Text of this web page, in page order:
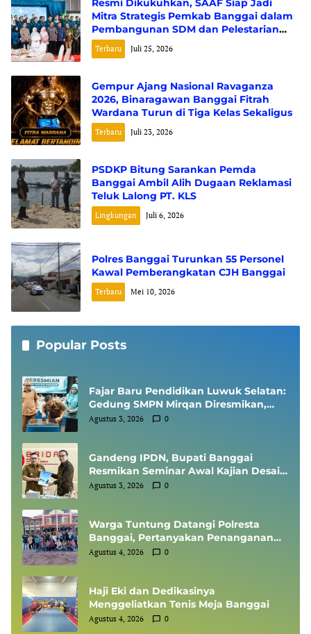
Resmi Dikukuhkan, SAAF Siap Jadi
Mitra Strategis Pemkab Banggai dalam
Pembangunan SDM dan Pelestarian
Budaya
Terbaru Juli 25, 2026
Gempur Ajang Nasional Ravaganza
2026, Binaragawan Banggai Fitrah
Wardana Turun di Tiga Kelas Sekaligus
Terbaru Juli 23, 2026
PSDKP Bitung Sarankan Pemda
Banggai Ambil Alih Dugaan Reklamasi
Teluk Lalong PT. KLS
Lingkungan Juli 6, 2026
Polres Banggai Turunkan 55 Personel
Kawal Pemberangkatan CJH Banggai
Terbaru Mei 10, 2026
Popular Posts
Fajar Baru Pendidikan Luwuk Selatan:
Gedung SMPN Mirqan Diresmikan,
Bupati Banggai Targetkan Generasi
Agustus 3, 2026 0
Gandeng IPDN, Bupati Banggai
Resmikan Seminar Awal Kajian Desain
Besar Wilayah
Agustus 3, 2026 0
Warga Tuntung Datangi Polresta
Banggai, Pertanyakan Penanganan
Perkara Dugaan Tipikor APBDes
Agustus 4, 2026 0
Haji Eki dan Dedikasinya
Menggeliatkan Tenis Meja Banggai
Agustus 4, 2026 0